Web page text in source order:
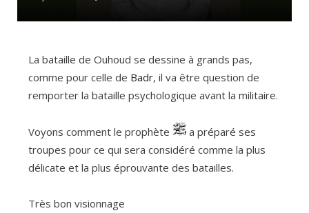
La bataille de Ouhoud se dessine à grands pas,
comme pour celle de Badr, il va être question de
remporter la bataille psychologique avant la militaire.
Voyons comment le prophète
a préparé ses
troupes pour ce qui sera considéré comme la plus
délicate et la plus éprouvante des batailles.
Très bon visionnage